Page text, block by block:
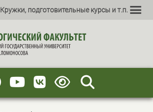
Кружки, подготовительные курсы и т.п.